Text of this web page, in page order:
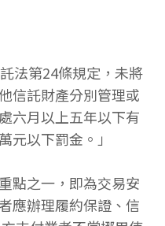
法第24條規定，未將
信託財產分別管理或
六月以上五年以下有
元以下罰金。」
點之一，即為交易安
應辦理履約保證、信